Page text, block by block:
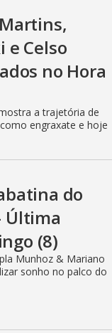
e Celso
no Hora
a trajetória de
engraxate e hoje
do
Última
(8)
Munhoz & Mariano
sonho no palco do